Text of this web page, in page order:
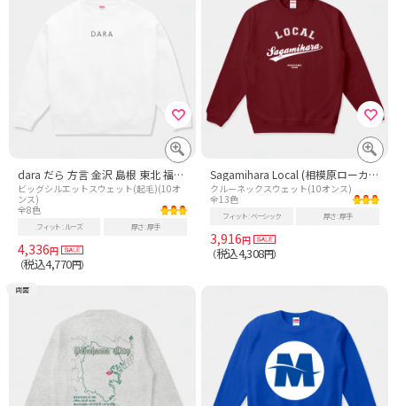
dara だら 方言 金沢 島根 東北 福島 静岡
ビッグシルエットスウェット(起毛)(10オ
ンス)
全8色
フィット ルーズ 厚さ 厚手
4,336円
（税込4,770円）
Sagamihara Local (相模原ローカル) 故郷 - 白
クルーネックスウェット(10オンス)
全13色
フィット ベーシック 厚さ 厚手
3,916円
（税込4,308円）
両面